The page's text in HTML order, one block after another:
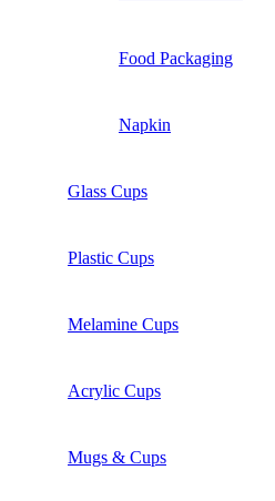
Food Packaging
Napkin
Glass Cups
Plastic Cups
Melamine Cups
Acrylic Cups
Mugs & Cups